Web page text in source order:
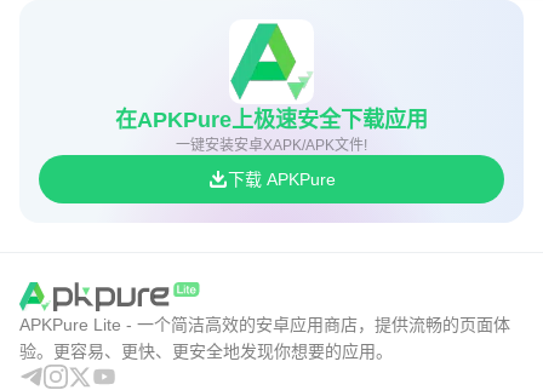
在APKPure上极速安全下载应用
一键安装安卓XAPK/APK文件!
下载 APKPure
APKPure Lite - 一个简洁高效的安卓应用商店，提供流畅的页面体
验。更容易、更快、更安全地发现你想要的应用。